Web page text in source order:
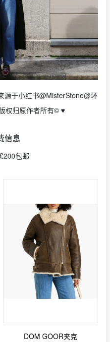
源于小红书@MisterStone@环
权归原作者所有©️ ♥️
信息
包邮
DOM GOOR夹克